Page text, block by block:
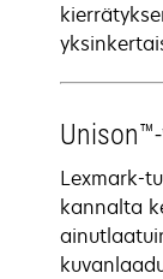
Lexmark-
kannalta